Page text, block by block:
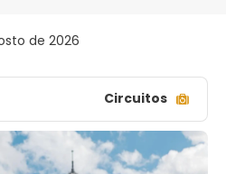
de 2026
Circuitos